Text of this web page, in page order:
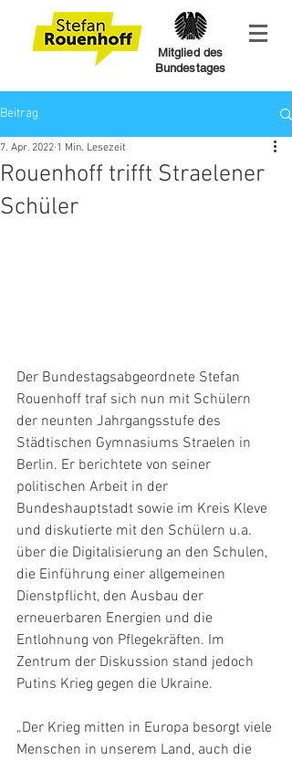
Mitglied des
Bundestages
Beitrag
Rouenhoff trifft Straelener
Schüler
7. Apr. 2022 1 Min. Lesezeit
Der Bundestagsabgeordnete Stefan
Rouenhoff traf sich nun mit Schülern
der neunten Jahrgangsstufe des
Städtischen Gymnasiums Straelen in
Berlin. Er berichtete von seiner
politischen Arbeit in der
Bundeshauptstadt sowie im Kreis Kleve
und diskutierte mit den Schülern u.a.
über die Digitalisierung an den Schulen,
die Einführung einer allgemeinen
Dienstpflicht, den Ausbau der
erneuerbaren Energien und die
Entlohnung von Pflegekräften. Im
Zentrum der Diskussion stand jedoch
Putins Krieg gegen die Ukraine.
„Der Krieg mitten in Europa besorgt viele
Menschen in unserem Land, auch die